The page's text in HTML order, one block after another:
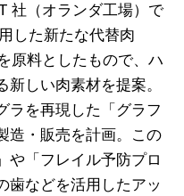
社（オランダ工場）で
した新たな代替肉
原料としたもので、ハ
しい肉素材を提案。
ラを再現した「グラフ
造・販売を計画。この
や「フレイル予防プロ
歯などを活用したアッ